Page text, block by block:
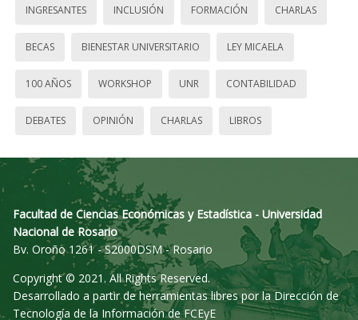
INGRESANTES INCLUSIÓN FORMACIÓN CHARLAS
BECAS BIENESTAR UNIVERSITARIO LEY MICAELA
100 AÑOS WORKSHOP UNR CONTABILIDAD
DEBATES OPINIÓN CHARLAS LIBROS
Facultad de Ciencias Económicas y Estadística - Universidad
Nacional de Rosario
Bv. Oroño 1261 - S2000DSM - Rosario
Copyright © 2021. All Rights Reserved.
Desarrollado a partir de herramientas libres por la Dirección de
Tecnología de la Información de FCEyE